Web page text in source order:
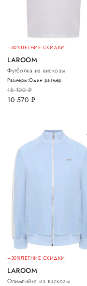
–30%ЛЕТНИЕ СКИДКИ
LAROOM
Футболка из вискозы
15 100руб.
10 570 руб.
Размеры:Один размер
–30%ЛЕТНИЕ СКИДКИ
LAROOM
Олимпийка из вискозы